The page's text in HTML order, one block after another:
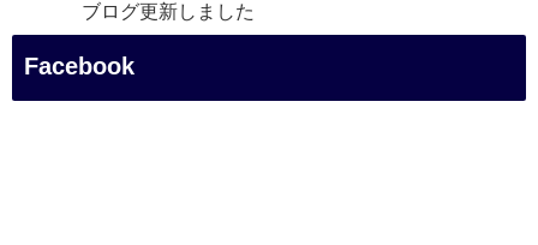
ブログ更新しました
「マジシャン和歌山旅 白浜町・三段壁展望台」
Facebook